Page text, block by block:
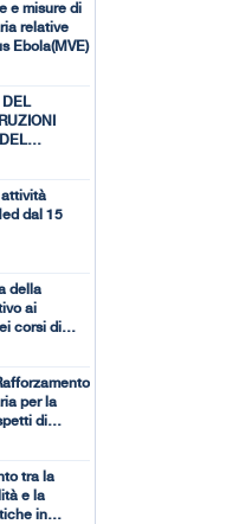
e misure di
relative
Ebola(MVE)
DEL
attività
dal 15
della
ai
corsi di
medici
per la
di
tra la
e la
in